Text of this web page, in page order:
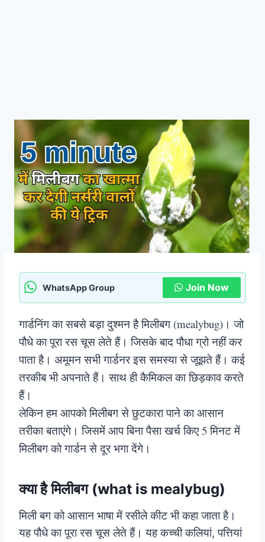
WhatsApp Group Join Now
गार्डनिंग का सबसे बड़ा दुश्मन है मिलीबग (mealybug)। जो
पौधे का पूरा रस चूस लेते हैं। जिसके बाद पौधा ग्रो नहीं कर
पाता है। अमूमन सभी गार्डनर इस समस्या से जूझते हैं। कई
तरकीब भी अपनाते हैं। साथ ही कैमिकल का छिड़काव करते
हैं।
लेकिन हम आपको मिलीबग से छुटकारा पाने का आसान
तरीका बताएंगे। जिसमें आप बिना पैसा खर्च किए 5 मिनट में
मिलीबग को गार्डन से दूर भगा देंगे।
क्या है मिलीबग (what is mealybug)
मिली बग को आसान भाषा में रसीले कीट भी कहा जाता है।
यह पौधे का पूरा रस चूस लेते हैं। यह कच्ची कलियां, पत्तियां